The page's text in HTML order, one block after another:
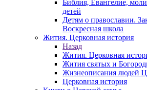
Библия, Евангелие,
детей
Детям о православии.
Воскресная школа
Жития. Церковная история
Назад
Жития. Церковная
Жития святых и
Жизнеописания людей
Церковная история